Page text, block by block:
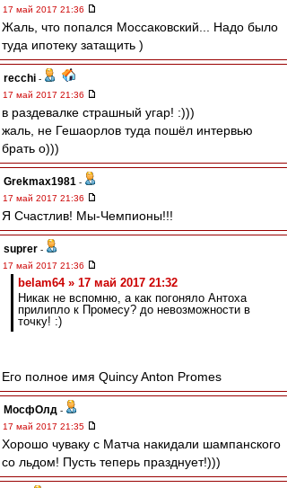
17 май 2017 21:36
Жаль, что попался Моссаковский... Надо было
туда ипотеку затащить )
recchi -
17 май 2017 21:36
в раздевалке страшный угар! :)))
жаль, не Гешаорлов туда пошёл интервью
брать о)))
Grekmax1981 -
17 май 2017 21:36
Я Счастлив! Мы-Чемпионы!!!
suprer -
17 май 2017 21:36
belam64 » 17 май 2017 21:32
Никак не вспомню, а как погоняло Антоха
прилипло к Промесу? до невозможности в
точку! :)
Его полное имя Quincy Anton Promes
МосфОлд -
17 май 2017 21:35
Хорошо чуваку с Матча накидали шампанского
со льдом! Пусть теперь празднует!)))